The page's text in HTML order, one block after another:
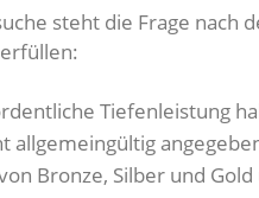
steht die Frage
Tiefenleistung
allgemeingültig
Bronze, Silber und